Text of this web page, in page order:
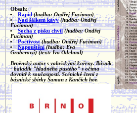
Obsah:
Rapid (hudba: Ondřej Fuciman)
Nad šálkem kávy (hudba: Ondřej
Fuciman)
Socha z písku chvil (hudba: Ondřej
Fuciman)
Poctivost (hudba: Ondřej Fuciman)
Napouštění (hudba: Eva
Gruberová) (text: Ivo Odehnal)
Brněnský autor s valašskými kořeny. Básník
- baladik "hladného pustého" s očima
dovnitř k současnosti. Scénické čtení z
básnické sbírky Šaman z Kančích hor.